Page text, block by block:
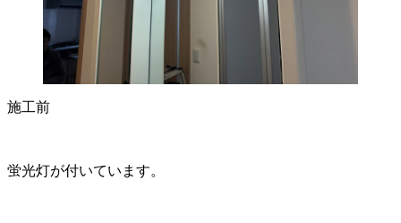
施工前
蛍光灯が付いています。